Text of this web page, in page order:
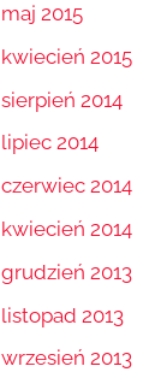
maj 2015
kwiecień 2015
sierpień 2014
lipiec 2014
czerwiec 2014
kwiecień 2014
grudzień 2013
listopad 2013
wrzesień 2013